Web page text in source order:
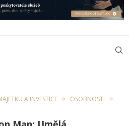
A INVESTICE
OSOBNOSTI